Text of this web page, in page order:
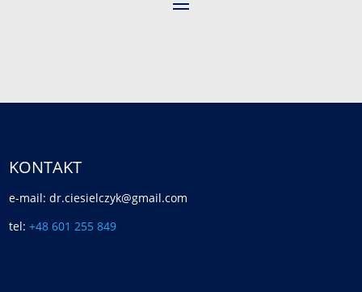
KONTAKT
e-mail: dr.ciesielczyk@gmail.com
tel:+48 601 255 849